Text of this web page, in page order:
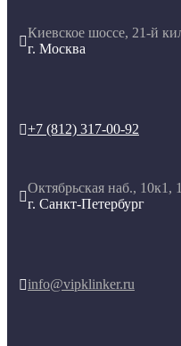

Киевское шоссе, 21-й
г. Москва
+7 (812) 317-00-92

Октябрьская наб., 10к1,
г. Санкт-Петербург
info@vipklinker.ru